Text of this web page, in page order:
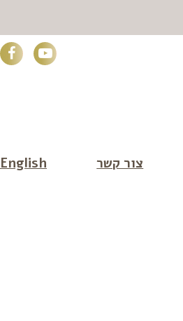
צור קשר English